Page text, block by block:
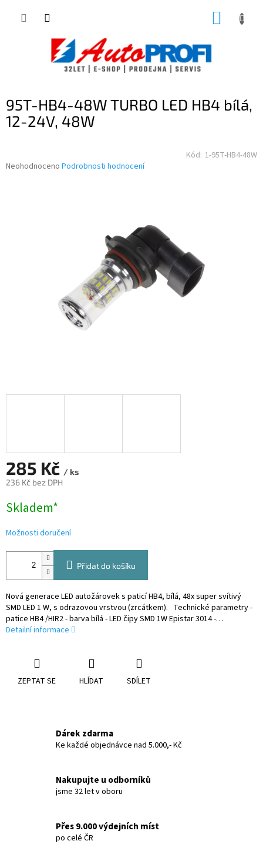
95T-HB4-48W TURBO LED HB4 bílá,
12-24V, 48W
Kód: 1-95T-HB4-48W
Průměrné
Neohodnoceno Podrobnosti hodnocení
285 Kč / ks
236 Kč bez DPH
cena:
Skladem*
Možnosti doručení
Přidat do košíku
Nová generace LED autožárovek s paticí HB4, bílá, 48x super svítivý
SMD LED 1 W, s odrazovou vrstvou (zrcátkem). Technické parametry -
patice HB4 /HIR2 - barva bílá - LED čipy SMD 1W Epistar 3014 -…
Detailní informace
ZEPTAT SE HLÍDAT SDÍLET
Dárek zdarma
Ke každé objednávce nad 5.000,- Kč
Nakupujte u odborníků
jsme 32 let v oboru
Přes 9.000 výdejních míst
po celé ČR